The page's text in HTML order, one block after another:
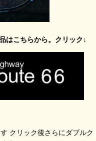
はこちらから。クリック↓
クリック後さらにダブルク